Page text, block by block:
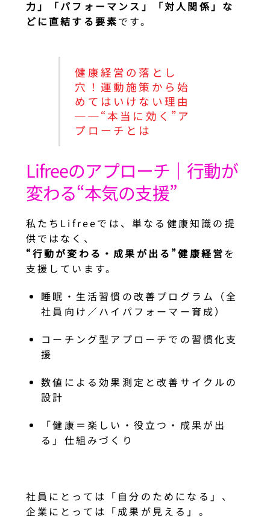
力」「パフォーマンス」「対人関係」な
どに直結する要素です。
健康経営の落とし
穴！運動施策から始
めてはいけない理由
──“本当に効く”ア
プローチとは
Lifreeのアプローチ｜行動が
変わる“本気の支援”
私たちLifreeでは、単なる健康知識の提
供ではなく、
“行動が変わる・成果が出る”健康経営を
支援しています。
睡眠・生活習慣の改善プログラム（全
社員向け／ハイパフォーマー育成）
コーチング型アプローチでの習慣化支
援
数値による効果測定と改善サイクルの
設計
「健康＝楽しい・役立つ・成果が出
る」仕組みづくり
社員にとっては「自分のためになる」、
企業にとっては「成果が見える」。